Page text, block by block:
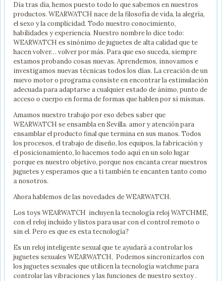
Día tras día, hemos puesto todo lo que sabemos en nuestros
productos. WEARWATCH nace de la filosofía de vida, la alegría,
el sexo y la complicidad. Todo nuestro conocimiento,
habilidades y experiencia. Nuestro nombre lo dice todo:
WEARWATCH es sinónimo de juguetes de alta calidad que te
hacen volver… volver por más. Para que eso suceda, siempre
estamos probando cosas nuevas. Aprendemos, innovamos e
investigamos nuevas técnicas todos los días. La creación de un
nuevo motor o programa consiste en encontrar la estimulación
adecuada para adaptarse a cualquier estado de ánimo, punto de
acceso o cuerpo en forma de formas que hablen por sí mismas.
Amamos nuestro trabajo por eso debes saber que
WEARWATCH se ensambla en Sevilla. amor y atención para
ensamblar el producto final que termina en sus manos. Todos
los procesos, el trabajo de diseño, los equipos, la fabricación y
el posicionamiento, lo hacemos todo aquí en un solo lugar
porque es nuestro objetivo, porque nos encanta crear nuestros
juguetes y esperamos que a ti también te encanten tanto como
a nosotros.
Ahora hablemos de las novedades de WEARWATCH.
Los toys WEARWATCH incluyen la tecnología reloj WATCHME,
con el reloj incluido y listos para usar con el control remoto o
sin el. Pero es que es esta tecnología?
Es un reloj inteligente sexual que te ayudará a controlar los
juguetes sexuales WEARWATCH, Podemos sincronizarlos con
los juguetes sexuales que utilicen la tecnología watchme para
controlar las vibraciones y las funciones de nuestro sextoy .